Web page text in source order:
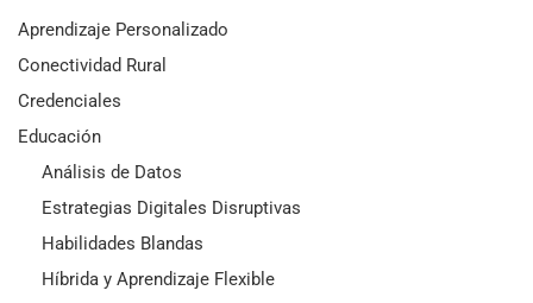
Aprendizaje Personalizado
Conectividad Rural
Credenciales
Educación
Análisis de Datos
Estrategias Digitales Disruptivas
Habilidades Blandas
Híbrida y Aprendizaje Flexible